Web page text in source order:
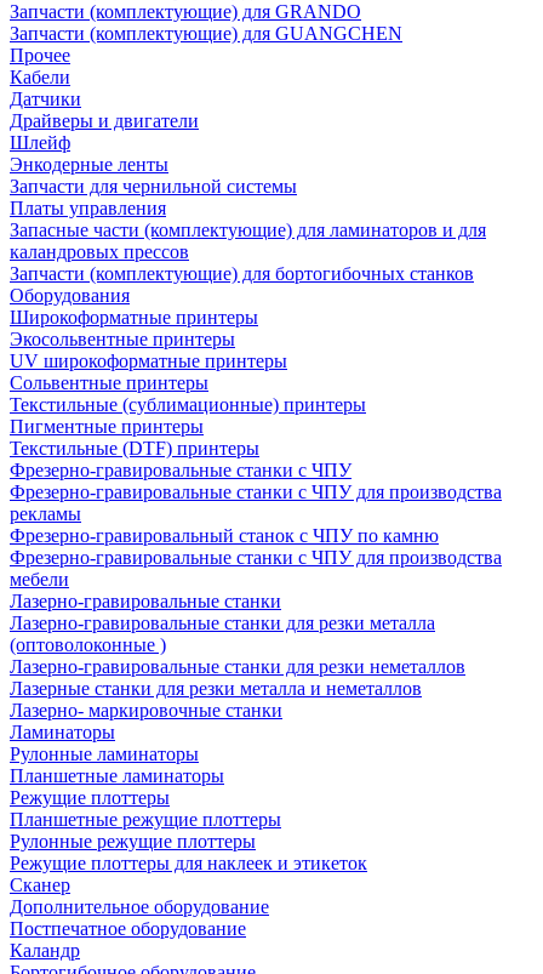
Запчасти (комплектующие) для GRANDO
Запчасти (комплектующие) для GUANGCHEN
Прочее
Кабели
Датчики
Драйверы и двигатели
Шлейф
Энкодерные ленты
Запчасти для чернильной системы
Платы управления
Запасные части (комплектующие) для ламинаторов и для
каландровых прессов
Запчасти (комплектующие) для бортогибочных станков
Оборудования
Широкоформатные принтеры
Экосольвентные принтеры
UV широкоформатные принтеры
Сольвентные принтеры
Текстильные (сублимационные) принтеры
Пигментные принтеры
Текстильные (DTF) принтеры
Фрезерно-гравировальные станки с ЧПУ
Фрезерно-гравировальные станки с ЧПУ для производства
рекламы
Фрезерно-гравировальный станок с ЧПУ по камню
Фрезерно-гравировальные станки с ЧПУ для производства
мебели
Лазерно-гравировальные станки
Лазерно-гравировальные станки для резки металла
(оптоволоконные )
Лазерно-гравировальные станки для резки неметаллов
Лазерные станки для резки металла и неметаллов
Лазерно- маркировочные станки
Ламинаторы
Рулонные ламинаторы
Планшетные ламинаторы
Режущие плоттеры
Планшетные режущие плоттеры
Рулонные режущие плоттеры
Режущие плоттеры для наклеек и этикеток
Сканер
Дополнительное оборудование
Постпечатное оборудование
Каландр